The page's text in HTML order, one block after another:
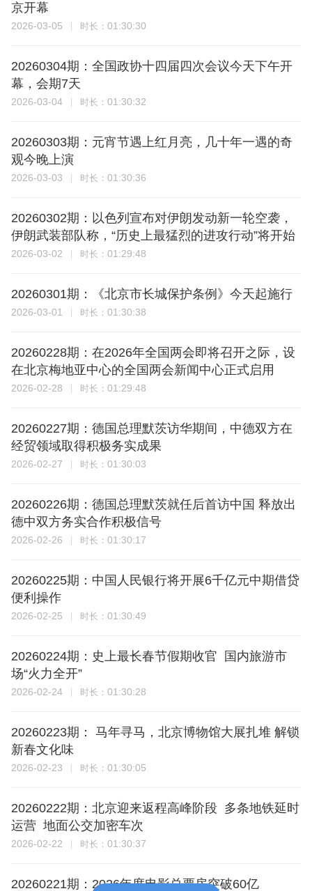
京开幕
2026-03-05 时长： 01:30:30
20260304期：全国政协十四届四次会议今天下午开
幕，会期7天
2026-03-04 时长： 01:30:32
20260303期：元宵节遇上红月亮，几十年一遇的奇
观今晚上演
2026-03-03 时长： 01:30:36
20260302期：以色列宣布对伊朗发动新一轮空袭，
伊朗武装部队称，“历史上最猛烈的进攻行动”将开始
2026-03-02 时长： 01:29:48
20260301期：《北京市长城保护条例》今天起施行
2026-03-01 时长： 01:30:38
20260228期：在2026年全国两会即将召开之际，设
在北京梅地亚中心的全国两会新闻中心正式启用
2026-02-28 时长： 01:29:48
20260227期：德国总理默茨访华期间，中德双方在
经贸领域取得积极务实成果
2026-02-27 时长： 01:30:03
20260226期：德国总理默茨就任后首访中国 释放出
德中双方务实合作积极信号
2026-02-26 时长： 01:30:17
20260225期：中国人民银行将开展6千亿元中期借贷
便利操作
2026-02-25 时长： 01:30:49
20260224期：史上最长春节假期收官 国内旅游市
场“火力全开”
2026-02-24 时长： 01:30:28
20260223期： 马年寻马，北京博物馆大展扎堆 解锁
新春文化味
2026-02-23 时长： 01:30:05
20260222期：北京迎来返程高峰阶段 多条地铁延时
运营 地面公交加密车次
2026-02-22 时长： 01:30:37
20260221期：2026年度电影总票房突破60亿